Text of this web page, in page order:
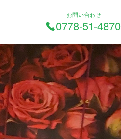
お問い合わせ
0778-51-4870